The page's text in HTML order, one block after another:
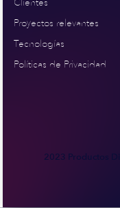
Proyectos relevantes
Tecnologías
Políticas de Privacidad
2023 Productos